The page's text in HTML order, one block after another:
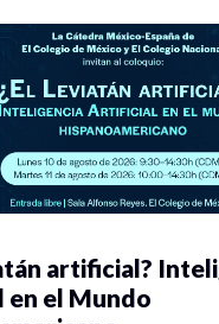
artificial?
el Mundo